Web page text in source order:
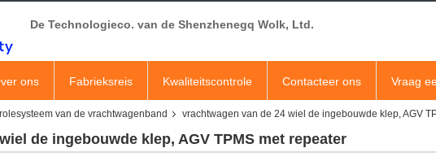
De Technologieco. van de Shenzhenegq Wolk, Ltd.
ons Fabrieksreis Kwaliteitscontrole Contacteer ons Vraag
van de vrachtwagenband vrachtwagen van de 24 wiel de ingebouwde klep, AGV
de ingebouwde klep, AGV TPMS met repeater